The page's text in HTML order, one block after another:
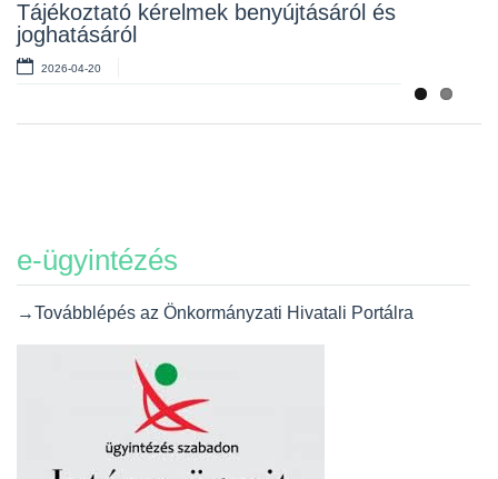
Tájékoztató kérelmek benyújtásáról és
joghatásáról
2026-04-20
Rendeletek kihirdetése
2026-03-02
e-ügyintézés
→Továbblépés az Önkormányzati Hivatali Portálra